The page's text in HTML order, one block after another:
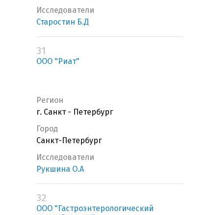
Исследователи
Старостин Б.Д
31
ООО "Риат"
Регион
г. Санкт - Петербург
Город
Санкт-Петербург
Исследователи
Рукшина О.А
32
ООО "Гастроэнтерологический